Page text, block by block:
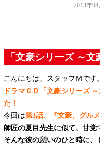
2013年
「文豪シリーズ ～
こんにちは、スタッフＭです
ドラマＣＤ「文豪シリーズ
た！
今回は第3話、『文豪、グル
師匠の夏目先生に似て、甘党
そんな彼の憩いのひと時に